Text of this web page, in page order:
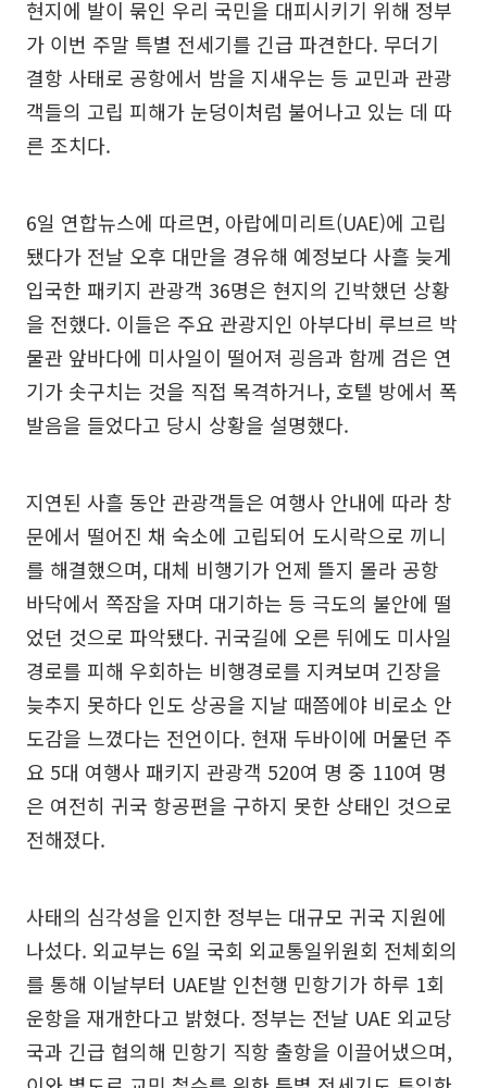
현지에 발이 묶인 우리 국민을 대피시키기 위해 정부
가 이번 주말 특별 전세기를 긴급 파견한다. 무더기
결항 사태로 공항에서 밤을 지새우는 등 교민과 관광
객들의 고립 피해가 눈덩이처럼 불어나고 있는 데 따
른 조치다.
6일 연합뉴스에 따르면, 아랍에미리트(UAE)에 고립
됐다가 전날 오후 대만을 경유해 예정보다 사흘 늦게
입국한 패키지 관광객 36명은 현지의 긴박했던 상황
을 전했다. 이들은 주요 관광지인 아부다비 루브르 박
물관 앞바다에 미사일이 떨어져 굉음과 함께 검은 연
기가 솟구치는 것을 직접 목격하거나, 호텔 방에서 폭
발음을 들었다고 당시 상황을 설명했다.
지연된 사흘 동안 관광객들은 여행사 안내에 따라 창
문에서 떨어진 채 숙소에 고립되어 도시락으로 끼니
를 해결했으며, 대체 비행기가 언제 뜰지 몰라 공항
바닥에서 쪽잠을 자며 대기하는 등 극도의 불안에 떨
었던 것으로 파악됐다. 귀국길에 오른 뒤에도 미사일
경로를 피해 우회하는 비행경로를 지켜보며 긴장을
늦추지 못하다 인도 상공을 지날 때쯤에야 비로소 안
도감을 느꼈다는 전언이다. 현재 두바이에 머물던 주
요 5대 여행사 패키지 관광객 520여 명 중 110여 명
은 여전히 귀국 항공편을 구하지 못한 상태인 것으로
전해졌다.
사태의 심각성을 인지한 정부는 대규모 귀국 지원에
나섰다. 외교부는 6일 국회 외교통일위원회 전체회의
를 통해 이날부터 UAE발 인천행 민항기가 하루 1회
운항을 재개한다고 밝혔다. 정부는 전날 UAE 외교당
국과 긴급 협의해 민항기 직항 출항을 이끌어냈으며,